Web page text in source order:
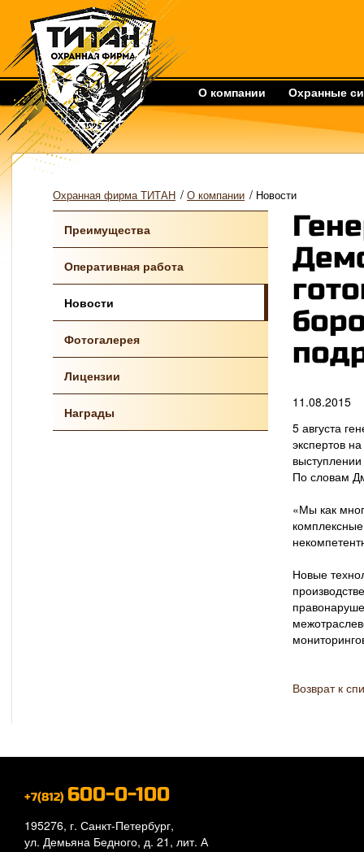
О компании Охранные
Охранная фирма ТИТАН / О компании / Новости
Преимущества
Оперативная работа
Новости
Фотогалерея
Лицензии
Награды
11.08.2015
5 августа
экспертов
По словам
«Мы как
Новые
Возврат к
+7(812) 600-0-100
195276, г. Санкт-Петербург,
ул. Демьяна Бедного, д. 21, лит. А